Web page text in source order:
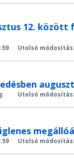
12. között
Utolsó módosítás:
Utolsó módosítás:
Utolsó módosítás: